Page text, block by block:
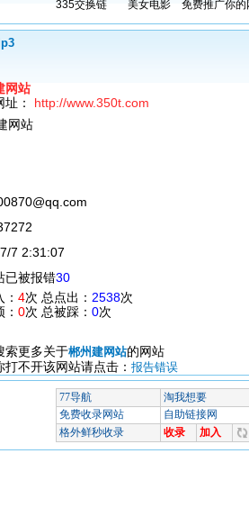
335交换链
美女电影 免费推广你的
网站
址： http://www.350t.com
网站
7 2:31:07
已被报错30
4次 总点出： 2538次
0次 总被踩： 0次
索更多关于郴州建网站的网站
打不开该网站请点击： 报告错误